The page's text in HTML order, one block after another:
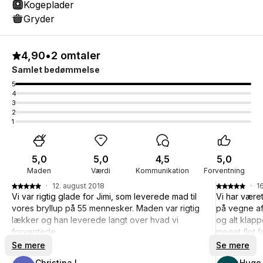
Kogeplader
Gryder
4,90•2 omtaler
Samlet bedømmelse
5
4
3
2
1
Maden
5,0
Værdi
5,0
Kommunikation
4,5
Forventning
5,0
· 12. august 2018
Vi var rigtig glade for Jimi, som leverede mad til
vores bryllup på 55 mennesker. Maden var rigtig
lækker og han leverede langt over hvad vi
forventede.
Menuen tilpassede han sammen med os, til en
menu der var mere passende årstiden, og fint
Se mere
·
Vi har
på vegne
og alt
meget flot
skal vi ikke
Se mere